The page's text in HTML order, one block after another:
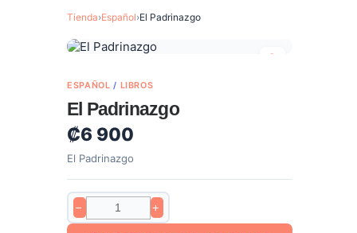
Tienda›Español›El Padrinazgo
ESPAÑOL / LIBROS
El Padrinazgo
₡6 900
El Padrinazgo
− +